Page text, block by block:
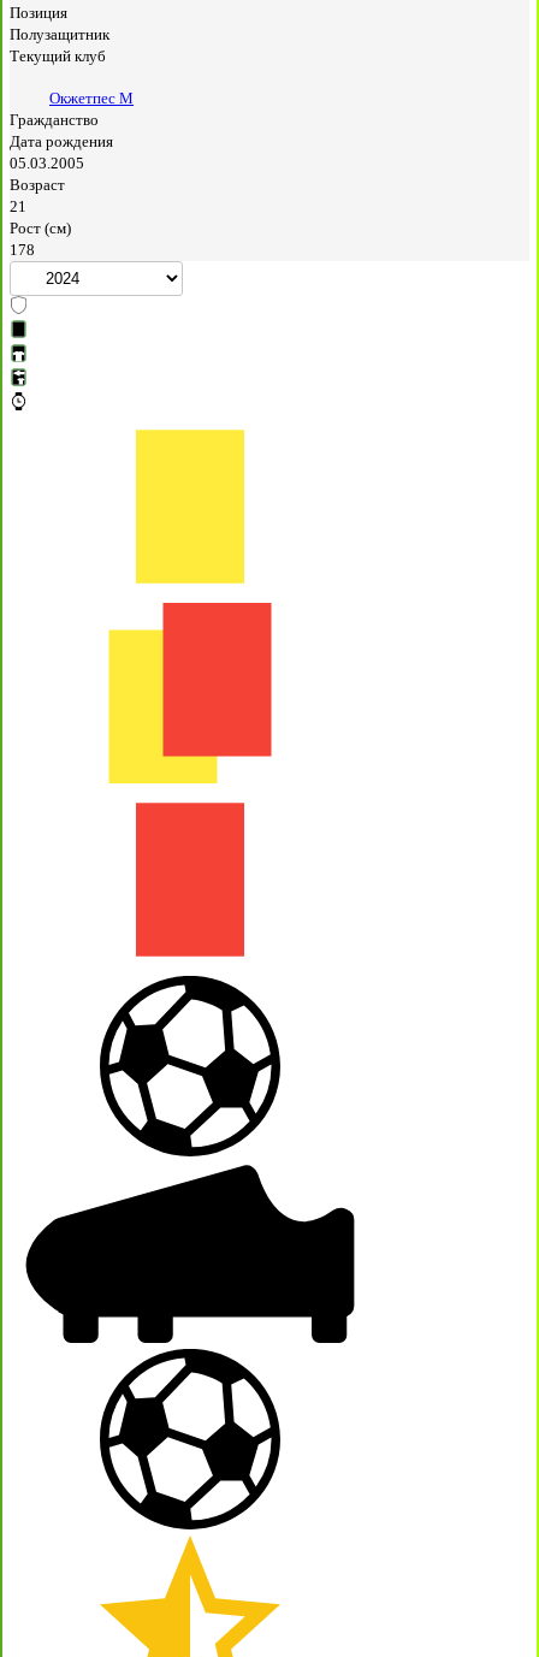
Позиция
Полузащитник
Текущий клуб
Окжетпес М
Гражданство
Дата рождения
05.03.2005
Возраст
21
Рост (см)
178